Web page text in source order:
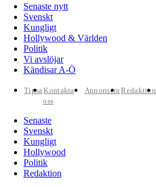
Senaste nytt
Svenskt
Kungligt
Hollywood & Världen
Politik
Vi avslöjar
Kändisar A-Ö
TipsaKontakta
oss
AnnonseraRedaktion
Senaste
Svenskt
Kungligt
Hollywood
Politik
Redaktion